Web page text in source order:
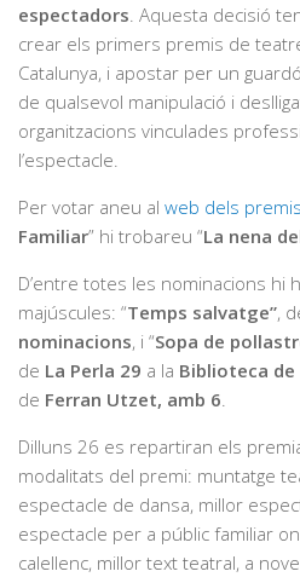
espectadors . Aquesta decisió
crear els primers premis de
Catalunya, i apostar per un
de qualsevol manipulació i
organitzacions vinculades
l’espectacle.
Per votar aneu al web dels premis
Familiar” hi trobareu “La nena
D’entre totes les nominacions hi
majúscules: “Temps salvatge”,
nominacions, i “Sopa de
de La Perla 29 a la Biblioteca de
de Ferran Utzet, amb 6
Dilluns 26 es repartiran els
modalitats del premi: muntatge
espectacle de dansa, millor
espectacle per a públic familiar
calellenc, millor text teatral, a